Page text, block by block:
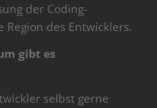
der Coding-
Region des Entwicklers.
gibt es
selbst gerne